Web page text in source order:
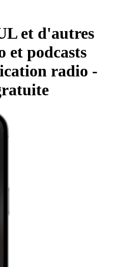
et d'autres
et podcasts
radio -